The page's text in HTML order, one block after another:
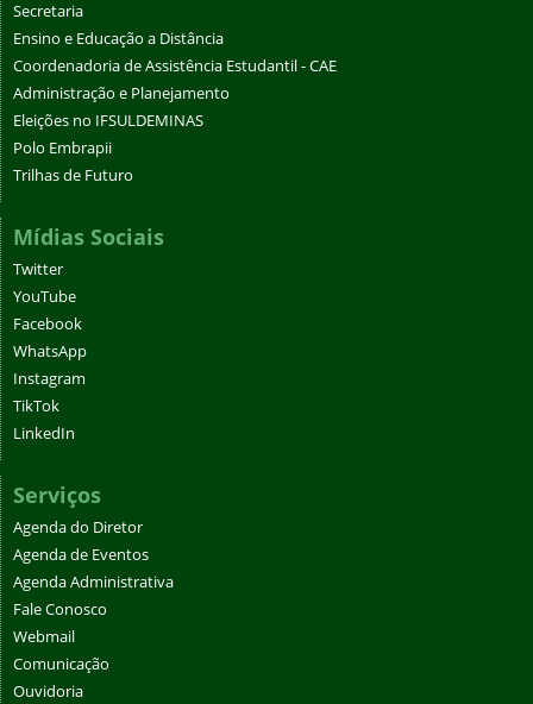
Secretaria
Ensino e Educação a Distância
Coordenadoria de Assistência Estudantil - CAE
Administração e Planejamento
Eleições no IFSULDEMINAS
Polo Embrapii
Trilhas de Futuro
Mídias Sociais
Twitter
YouTube
Facebook
WhatsApp
Instagram
TikTok
LinkedIn
Serviços
Agenda do Diretor
Agenda de Eventos
Agenda Administrativa
Fale Conosco
Webmail
Comunicação
Ouvidoria